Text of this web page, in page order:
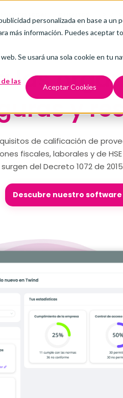
personalizada en base a un
más información. Puedes aceptar
Se usará una sola cookie en tu
las
Aceptar Cookies
las
y
de calificación de
fiscales, laborales y de
del Decreto 1072 de
Descubre nuestro software